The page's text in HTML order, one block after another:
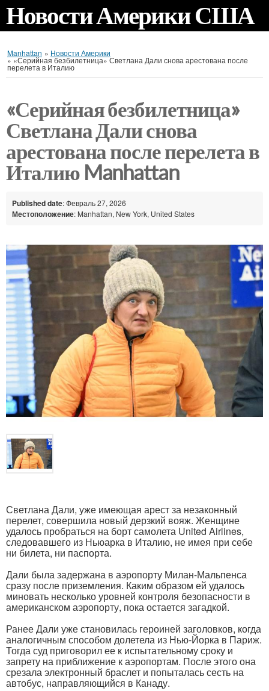
Новости Америки США
Manhattan » Новости Америки
»«Серийная безбилетница» Светлана Дали снова арестована после
перелета в Италию
«Серийная безбилетница»
Светлана Дали снова
арестована после перелета в
Италию Manhattan
Published date: Февраль 27, 2026
Местоположение: Manhattan, New York, United States
Светлана Дали, уже имеющая арест за незаконный
перелет, совершила новый дерзкий вояж. Женщине
удалось пробраться на борт самолета United Airlines,
следовавшего из Ньюарка в Италию, не имея при себе
ни билета, ни паспорта.
Дали была задержана в аэропорту Милан-Мальпенса
сразу после приземления. Каким образом ей удалось
миновать несколько уровней контроля безопасности в
американском аэропорту, пока остается загадкой.
Ранее Дали уже становилась героиней заголовков, когда
аналогичным способом долетела из Нью-Йорка в Париж.
Тогда суд приговорил ее к испытательному сроку и
запрету на приближение к аэропортам. После этого она
срезала электронный браслет и попыталась сесть на
автобус, направляющийся в Канаду.